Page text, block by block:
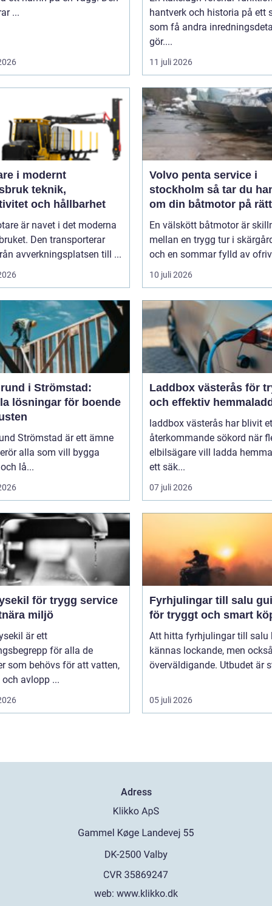
...
hantverk och historia på ett
som få andra
gör....
11 juli 2026
i modernt
teknik,
och hållbarhet
är navet i det moderna
Den transporterar
avverkningsplatsen till ...
Volvo penta service i
stockholm så tar du hand
om din båtmotor på
En välskött båtmotor är
mellan en trygg tur i
och en sommar fylld av
10 juli 2026
i Strömstad:
lösningar för boende
Strömstad är ett ämne
alla som vill bygga
lå...
Laddbox västerås för
och effektiv
laddbox västerås har blivit
återkommande sökord när
elbilsägare vill ladda
ett säk...
07 juli 2026
för trygg service
miljö
är ett
för alla de
som behövs för att vatten,
avlopp ...
Fyrhjulingar till salu guide
för tryggt och smart
Att hitta fyrhjulingar till salu
kännas lockande, men
överväldigande. Utbudet är
05 juli 2026
Adress
web: www.klikko.dk